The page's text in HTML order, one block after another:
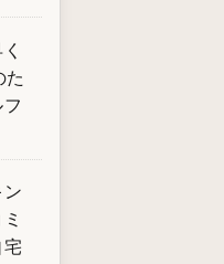
た